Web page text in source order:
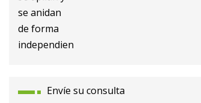
Envíe su consulta